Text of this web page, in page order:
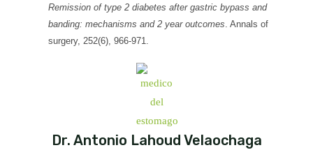
Remission of type 2 diabetes after gastric bypass and
banding: mechanisms and 2 year outcomes . Annals of
surgery, 252(6), 966-971.
Dr. Antonio Lahoud Velaochaga